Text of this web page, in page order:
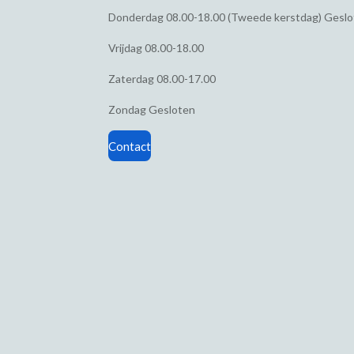
Donderdag08.00-18.00 (Tweede kerstdag)
Vrijdag08.00-18.00
Zaterdag08.00-17.00
ZondagGesloten
Contact